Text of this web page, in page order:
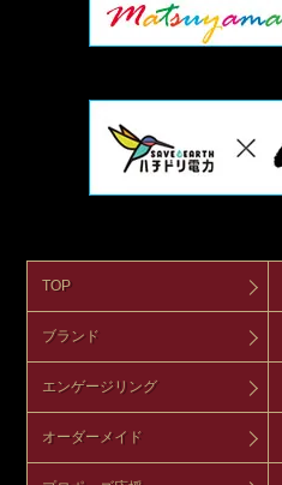
TOP
ブランド
エンゲージリング
オーダーメイド